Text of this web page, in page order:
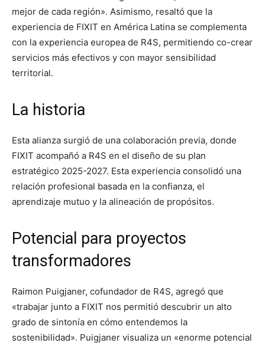
mejor de cada región». Asimismo, resaltó que la
experiencia de FIXIT en América Latina se complementa
con la experiencia europea de R4S, permitiendo co-crear
servicios más efectivos y con mayor sensibilidad
territorial.
La historia
Esta alianza surgió de una colaboración previa, donde
FIXIT acompañó a R4S en el diseño de su plan
estratégico 2025-2027. Esta experiencia consolidó una
relación profesional basada en la confianza, el
aprendizaje mutuo y la alineación de propósitos.
Potencial para proyectos
transformadores
Raimon Puigjaner, cofundador de R4S, agregó que
«trabajar junto a FIXIT nos permitió descubrir un alto
grado de sintonía en cómo entendemos la
sostenibilidad». Puigjaner visualiza un «enorme potencial